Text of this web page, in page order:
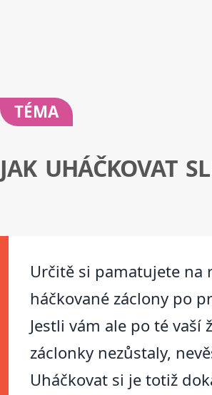
TÉMA
JAK UHÁČKOVAT
Určitě si pamatujete na
háčkované záclony po
Jestli vám ale po té vaší
záclonky nezůstaly,
Uháčkovat si je totiž